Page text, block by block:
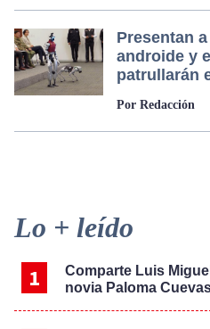
Presentan a
androide y
patrullarán
Por Redacción
Primary
Sidebar
Lo + leído
Comparte Luis
novia Paloma